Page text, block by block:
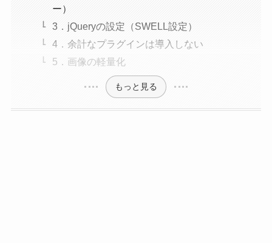
ー）
3．jQueryの設定（SWELL設定）
4．余計なプラグインは導入しない
5．画像の軽量化
もっと見る